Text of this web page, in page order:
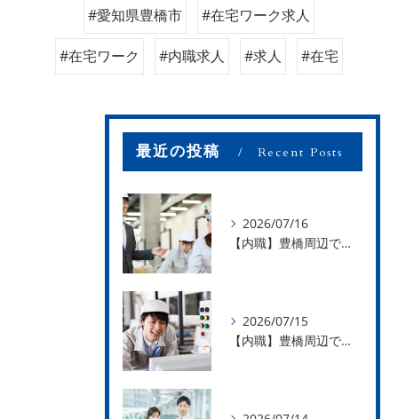
#愛知県豊橋市 #在宅ワーク求人
#在宅ワーク #内職求人 #求人 #在宅
最近の投稿 Recent Posts
2026/07/16
【内職】豊橋周辺で内職のお仕事を探している方募集中！【お仕事の内容】
2026/07/15
【内職】豊橋周辺で内職のお仕事を探している方募集中！【急な学級閉鎖も安心】